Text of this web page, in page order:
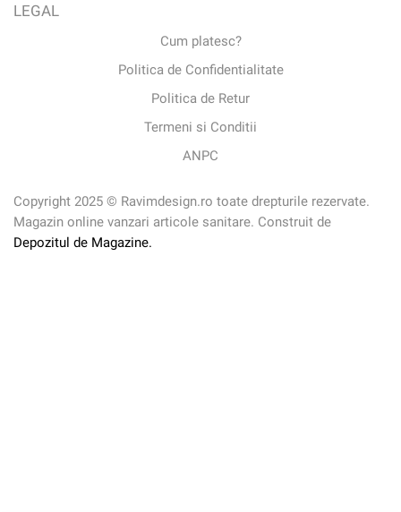
LEGAL
Cum platesc?
Politica de Confidentialitate
Politica de Retur
Termeni si Conditii
ANPC
Copyright 2025 © Ravimdesign.ro toate drepturile rezervate.
Magazin online vanzari articole sanitare. Construit de
Depozitul de Magazine.